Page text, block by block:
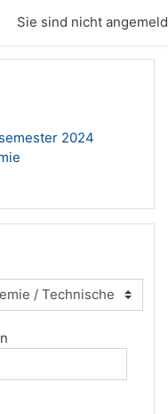
Sie sind nicht
2024